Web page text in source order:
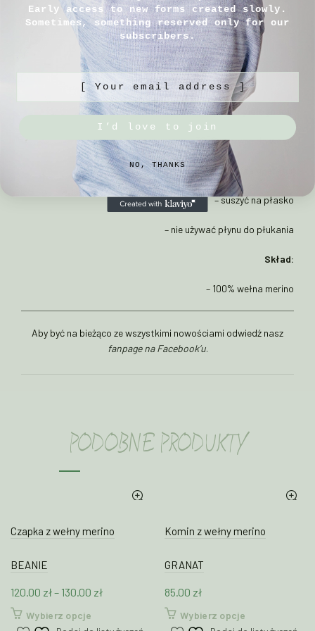
Rozmiar 3: 12/40cm
Rozmiar 4: 15/45cm
Sposób pielęgnacji:
– prać ręcznie w max 30°C w płynie do wełny
– unikać gwałtownych zmian temperatur
– suszyć na płasko
– nie używać płynu do płukania
Skład:
– 100% wełna merino
Aby być na bieżąco ze wszystkimi nowościami odwiedź nasz
fanpage na Facebook’u.
PODOBNE PRODUKTY
Czapka z wełny merino
BEANIE
120.00 zł– 130.00 złZakres
od
Wybierz opcjeTen
Komin z wełny merino
GRANAT
85.00 zł
Wybierz opcjeTen
Early access to new forms created slowly.
Sometimes, something reserved only for our
subscribers.
[ Your email address ]
I’d love to join
NO, THANKS